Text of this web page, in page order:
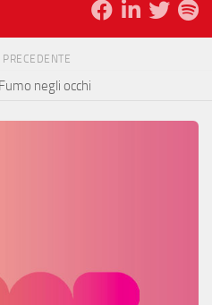
negli occhi